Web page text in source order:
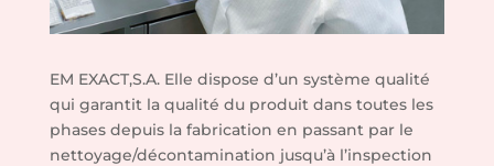
EM EXACT,S.A. Elle dispose d’un système qualité
qui garantit la qualité du produit dans toutes les
phases depuis la fabrication en passant par le
nettoyage/décontamination jusqu’à l’inspection